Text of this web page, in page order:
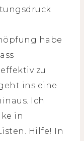
habe
zu
ins eine
Ich
in
Hilfe! In